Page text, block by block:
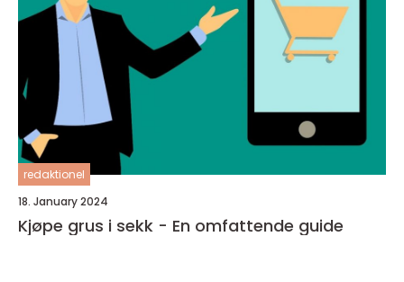
redaktionel
18. January 2024
Kjøpe grus i sekk - En omfattende guide